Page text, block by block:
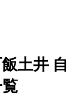
土井 自